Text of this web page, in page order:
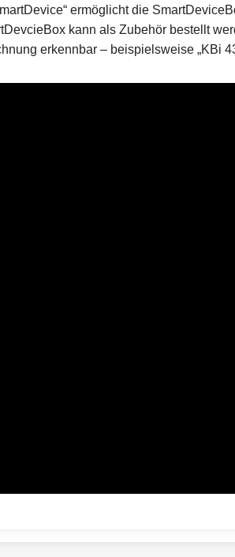
ermöglicht die
kann als Zubehör bestellt
erkennbar – beispielsweise „KBi